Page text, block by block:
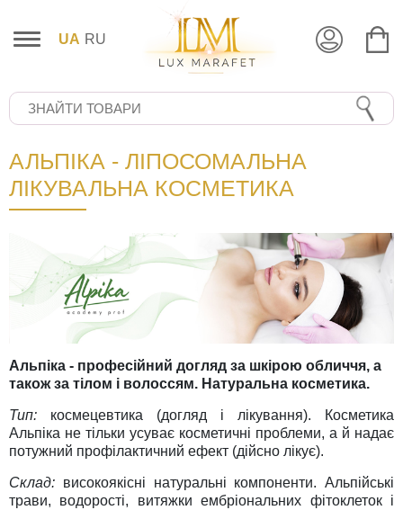
UA RU
АЛЬПІКА - ЛІПОСОМАЛЬНА
ЛІКУВАЛЬНА КОСМЕТИКА
Альпіка - професійний догляд за шкірою обличчя, а
також за тілом і волоссям. Натуральна косметика.
Тип: космецевтика (догляд і лікування). Косметика
Альпіка не тільки усуває косметичні проблеми, а й надає
потужний профілактичний ефект (дійсно лікує).
Склад: високоякісні натуральні компоненти. Альпійські
трави, водорості, витяжки ембріональних фітоклеток і